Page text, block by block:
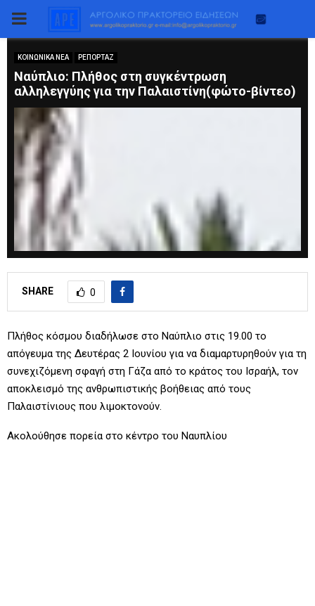
PRIMARY
MENU
ΚΟΙΝΩΝΙΚΑ ΝΕΑ ΡΕΠΟΡΤΑΖ
Ναύπλιο: Πλήθος στη συγκέντρωση
αλληλεγγύης για την Παλαιστίνη(φώτο-βίντεο)
SHARE 0
Πλήθος κόσμου διαδήλωσε στο Ναύπλιο στις 19.00 το
απόγευμα της Δευτέρας 2 Ιουνίου για να διαμαρτυρηθούν για τη
συνεχιζόμενη σφαγή στη Γάζα από το κράτος του Ισραήλ, τον
αποκλεισμό της ανθρωπιστικής βοήθειας από τους
Παλαιστίνιους που λιμοκτονούν.
Ακολούθησε πορεία στο κέντρο του Ναυπλίου